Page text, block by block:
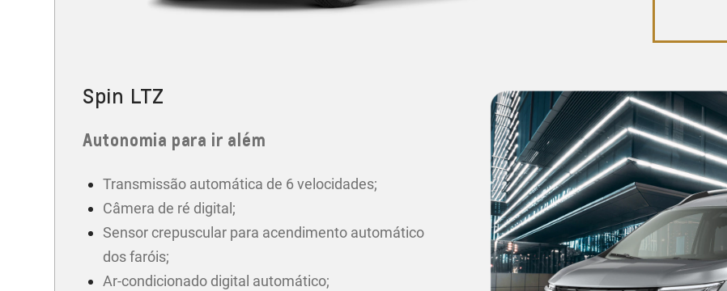
Spin LTZ
Autonomia para ir além
Transmissão automática de 6 velocidades;
Câmera de ré digital;
Sensor crepuscular para acendimento automático
dos faróis;
Ar-condicionado digital automático;